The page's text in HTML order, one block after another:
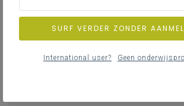
SURF VERDER ZONDER
International user? Geen